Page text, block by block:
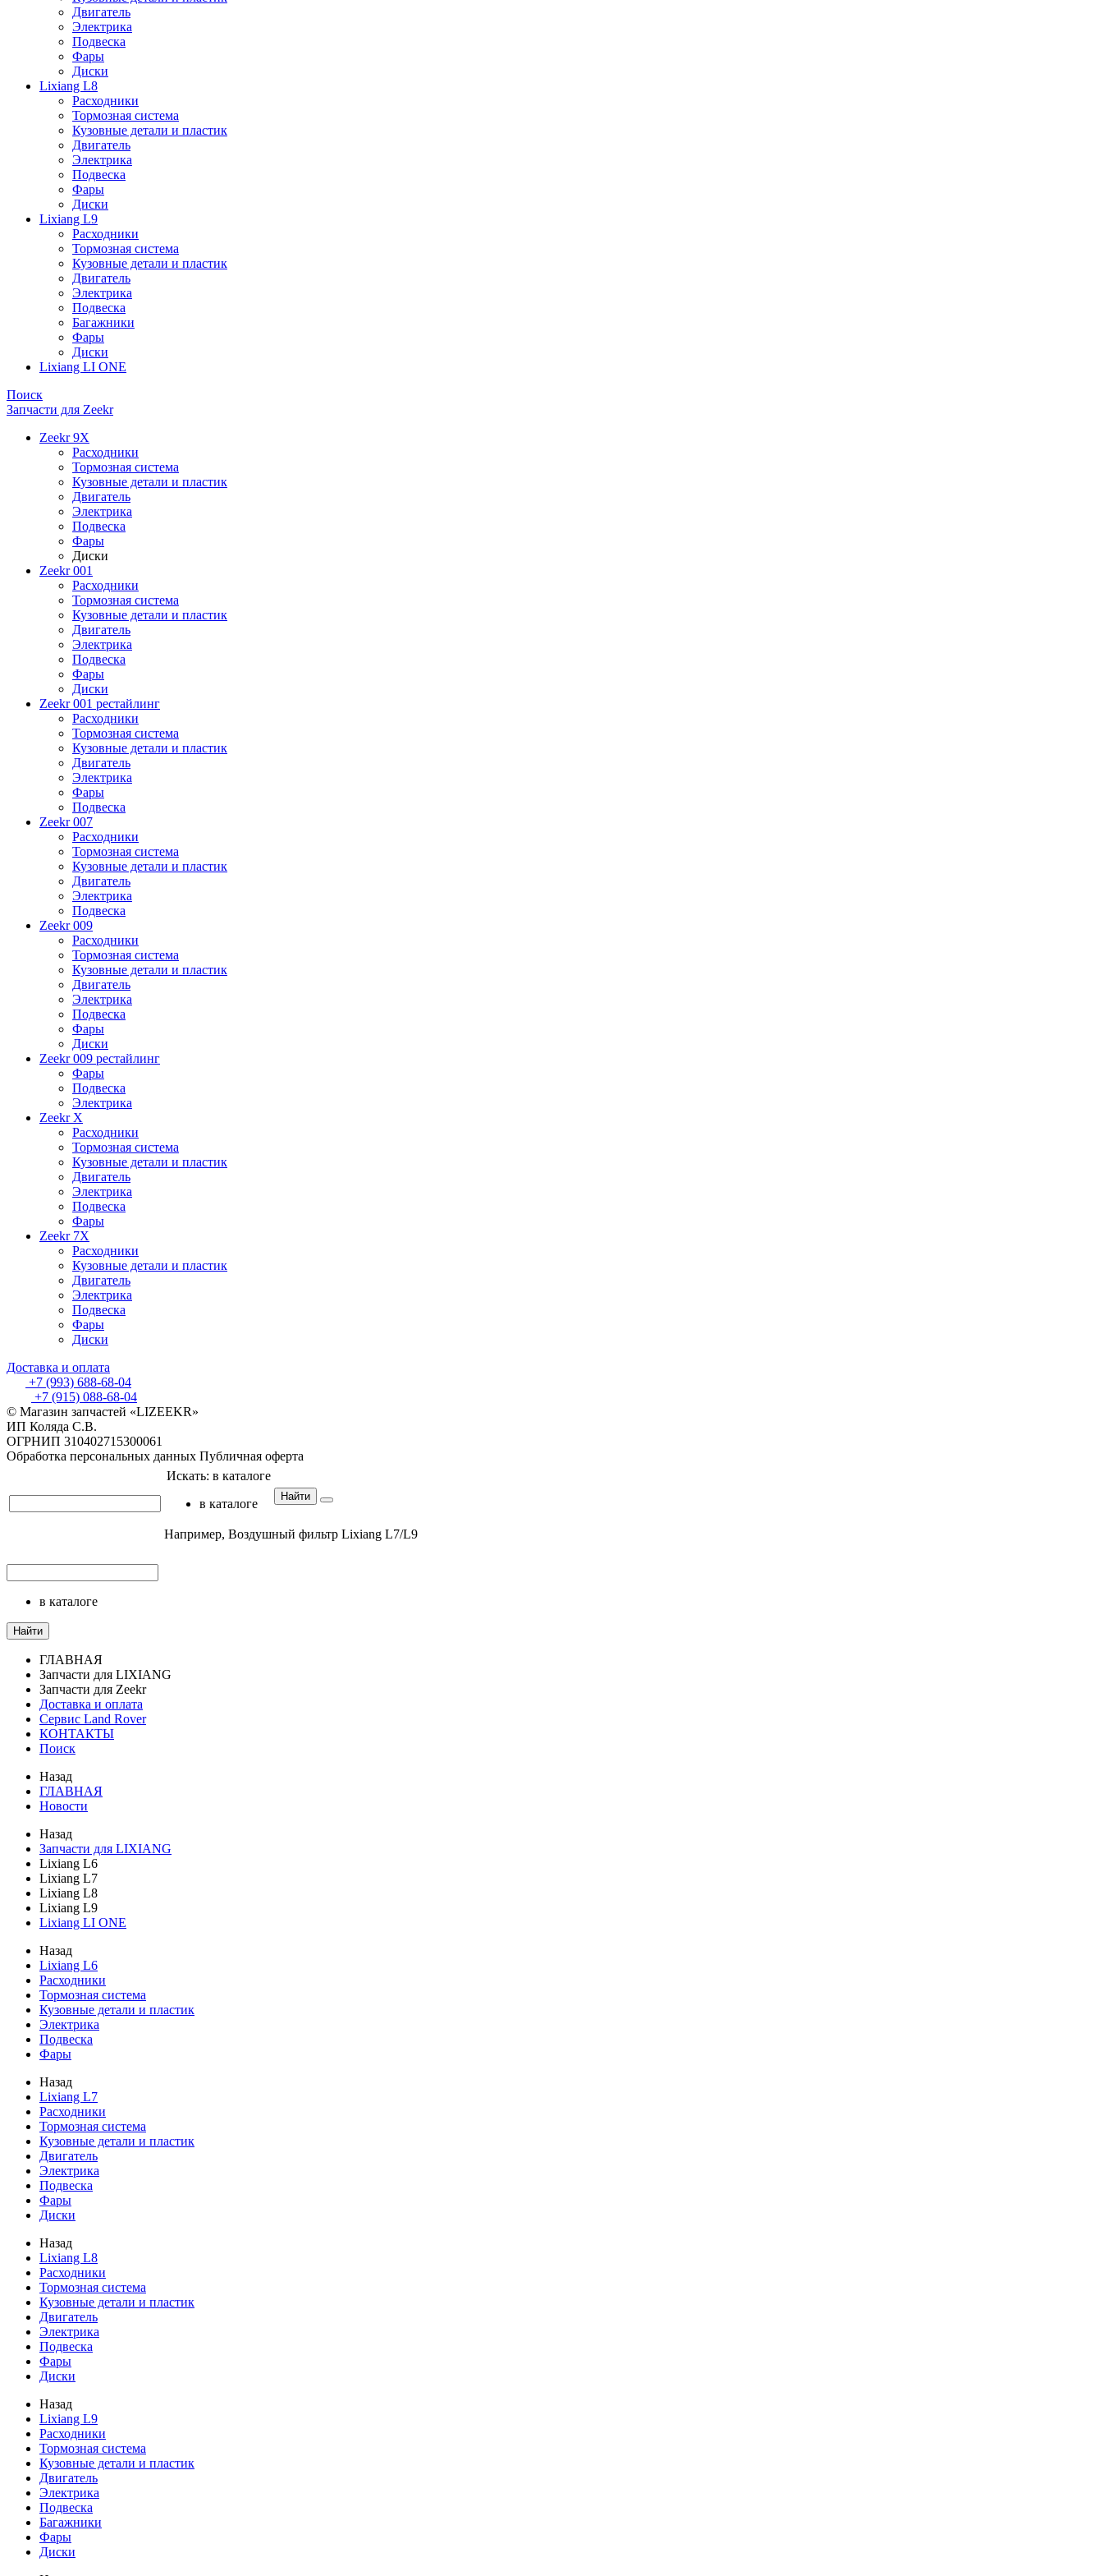
Двигатель
Электрика
Подвеска
Фары
Диски
Lixiang L8
Расходники
Тормозная система
Кузовные детали и пластик
Двигатель
Электрика
Подвеска
Фары
Диски
Lixiang L9
Расходники
Тормозная система
Кузовные детали и пластик
Двигатель
Электрика
Подвеска
Багажники
Фары
Диски
Lixiang LI ONE
Поиск
Запчасти для Zeekr
Zeekr 9X
Расходники
Тормозная система
Кузовные детали и пластик
Двигатель
Электрика
Подвеска
Фары
Диски
Zeekr 001
Расходники
Тормозная система
Кузовные детали и пластик
Двигатель
Электрика
Подвеска
Фары
Диски
Zeekr 001 рестайлинг
Расходники
Тормозная система
Кузовные детали и пластик
Двигатель
Электрика
Фары
Подвеска
Zeekr 007
Расходники
Тормозная система
Кузовные детали и пластик
Двигатель
Электрика
Подвеска
Zeekr 009
Расходники
Тормозная система
Кузовные детали и пластик
Двигатель
Электрика
Подвеска
Фары
Диски
Zeekr 009 рестайлинг
Фары
Подвеска
Электрика
Zeekr X
Расходники
Тормозная система
Кузовные детали и пластик
Двигатель
Электрика
Подвеска
Фары
Zeekr 7X
Расходники
Кузовные детали и пластик
Двигатель
Электрика
Подвеска
Фары
Диски
Доставка и оплата
+7 (993) 688-68-04
+7 (915) 088-68-04
© Магазин запчастей «LIZEEKR»
ИП Коляда С.В.
ОГРНИП 310402715300061
Обработка персональных данных Публичная оферта
Искать: в каталоге
в каталоге
Найти
Например, Воздушный фильтр Lixiang L7/L9
в каталоге
Найти
ГЛАВНАЯ
Запчасти для LIXIANG
Запчасти для Zeekr
Доставка и оплата
Сервис Land Rover
КОНТАКТЫ
Поиск
Назад
ГЛАВНАЯ
Новости
Назад
Запчасти для LIXIANG
Lixiang L6
Lixiang L7
Lixiang L8
Lixiang L9
Lixiang LI ONE
Назад
Lixiang L6
Расходники
Тормозная система
Кузовные детали и пластик
Электрика
Подвеска
Фары
Назад
Lixiang L7
Расходники
Тормозная система
Кузовные детали и пластик
Двигатель
Электрика
Подвеска
Фары
Диски
Назад
Lixiang L8
Расходники
Тормозная система
Кузовные детали и пластик
Двигатель
Электрика
Подвеска
Фары
Диски
Назад
Lixiang L9
Расходники
Тормозная система
Кузовные детали и пластик
Двигатель
Электрика
Подвеска
Багажники
Фары
Диски